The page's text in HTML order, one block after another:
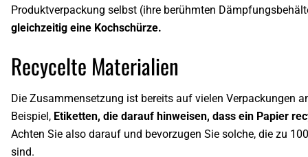
Produktverpackung selbst (ihre berühmten
gleichzeitig eine Kochschürze.
Recycelte Materialien
Die Zusammensetzung ist bereits auf vielen Verpackungen
Beispiel, Etiketten, die darauf hinweisen, dass ein Papier
Achten Sie also darauf und bevorzugen Sie solche, die zu
sind.